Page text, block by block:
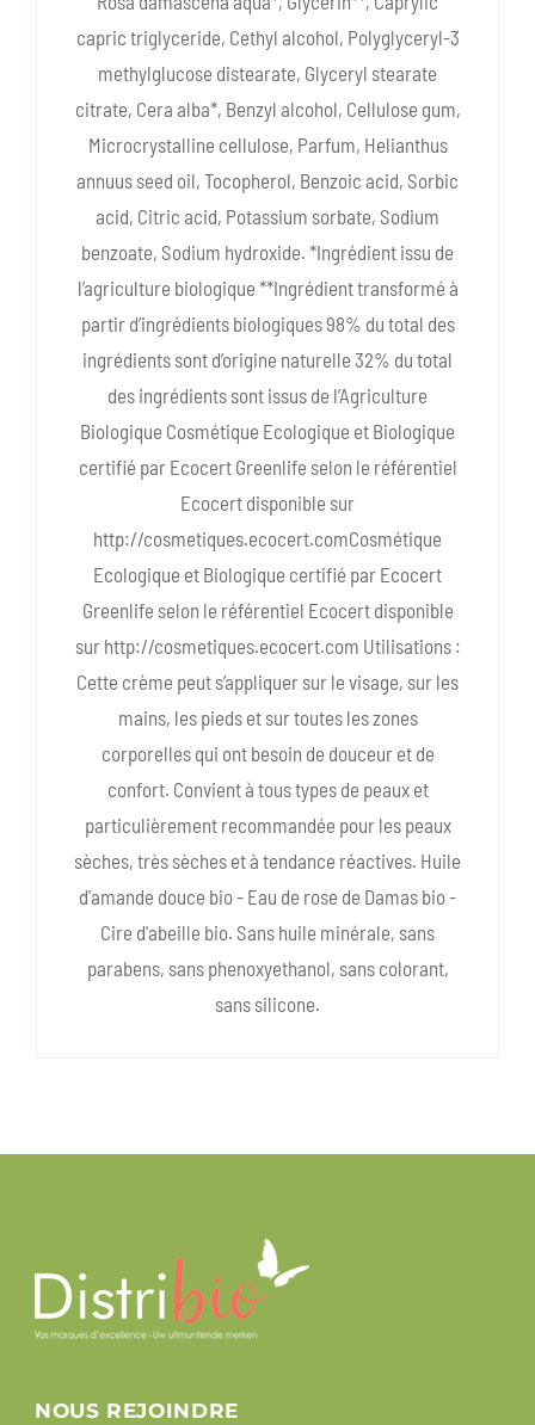
capric triglyceride, Cethyl alcohol, Polyglyceryl-3
methylglucose distearate, Glyceryl stearate
citrate, Cera alba*, Benzyl alcohol, Cellulose gum,
Microcrystalline cellulose, Parfum, Helianthus
annuus seed oil, Tocopherol, Benzoic acid, Sorbic
acid, Citric acid, Potassium sorbate, Sodium
benzoate, Sodium hydroxide. *Ingrédient issu de
l’agriculture biologique **Ingrédient transformé à
partir d’ingrédients biologiques 98% du total des
ingrédients sont d’origine naturelle 32% du total
des ingrédients sont issus de l’Agriculture
Biologique Cosmétique Ecologique et Biologique
certifié par Ecocert Greenlife selon le référentiel
Ecocert disponible sur
http://cosmetiques.ecocert.comCosmétique
Ecologique et Biologique certifié par Ecocert
Greenlife selon le référentiel Ecocert disponible
sur http://cosmetiques.ecocert.com Utilisations :
Cette crème peut s’appliquer sur le visage, sur les
mains, les pieds et sur toutes les zones
corporelles qui ont besoin de douceur et de
confort. Convient à tous types de peaux et
particulièrement recommandée pour les peaux
sèches, très sèches et à tendance réactives. Huile
d'amande douce bio - Eau de rose de Damas bio -
Cire d'abeille bio. Sans huile minérale, sans
parabens, sans phenoxyethanol, sans colorant,
sans silicone.
NOUS REJOINDRE